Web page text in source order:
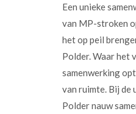
Een unieke
van MP-stroken
het op peil
Polder. Waar het
samenwerking
van ruimte. Bij
Polder nauw